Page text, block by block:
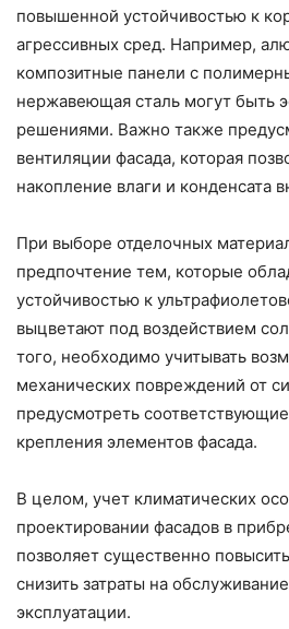
повышенной устойчивостью к
агрессивных сред. Например,
композитные панели с
нержавеющая сталь могут быть
решениями. Важно также
вентиляции фасада, которая
накопление влаги и конденсата
При выборе отделочных
предпочтение тем, которые
устойчивостью к
выцветают под воздействием
того, необходимо учитывать
механических повреждений от
предусмотреть
крепления элементов фасада.
В целом, учет климатических
проектировании фасадов в
позволяет существенно
снизить затраты на
эксплуатации.